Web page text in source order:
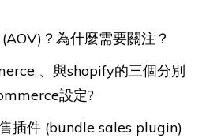
？為什麼需要關注？
、與shopify的三個分別
設定?
插件 (bundle sales plugin)